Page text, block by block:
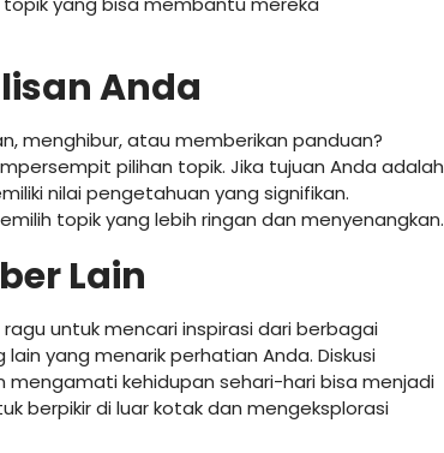
Anda
menghibur, atau memberikan panduan?
pilihan topik. Jika tujuan Anda adalah
nilai pengetahuan yang signifikan.
topik yang lebih ringan dan menyenangkan.
Lain
untuk mencari inspirasi dari berbagai
yang menarik perhatian Anda. Diskusi
kehidupan sehari-hari bisa menjadi
berpikir di luar kotak dan mengeksplorasi